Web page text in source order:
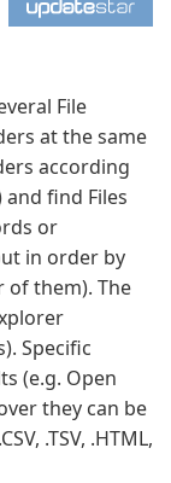
File
at the same
according
find Files
or
in order by
them). The
Specific
(e.g. Open
they can be
.TSV, .HTML,